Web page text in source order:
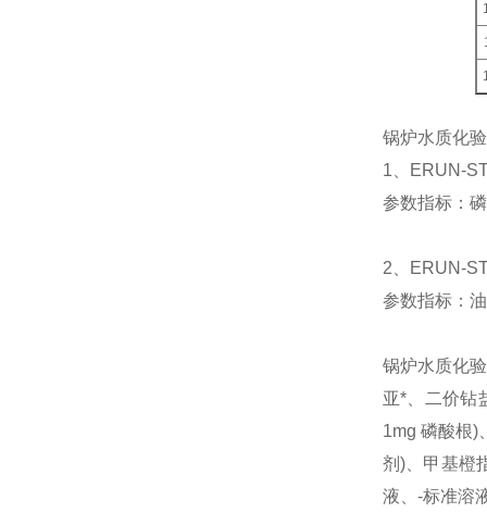
锅炉水质化
1、ERUN-
参数指标：
2、ERUN-
参数指标：油
锅炉水质化
亚*、二价钻
1mg 磷酸根)
剂)、甲基橙
液、-标准溶